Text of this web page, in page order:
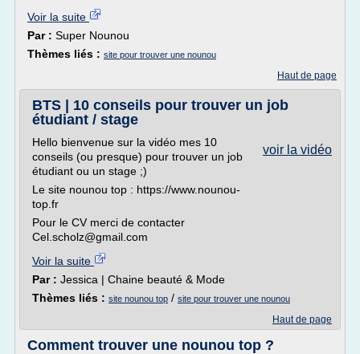
Voir la suite
Par : Super Nounou
Thèmes liés : site pour trouver une nounou
Haut de page
BTS | 10 conseils pour trouver un job
étudiant / stage
voir la vidéo
Hello bienvenue sur la vidéo mes 10
conseils (ou presque) pour trouver un job
étudiant ou un stage ;)
Le site nounou top : https://www.nounou-
top.fr
Pour le CV merci de contacter
Cel.scholz@gmail.com
Voir la suite
Par : Jessica | Chaine beauté & Mode
Thèmes liés : site nounou top / site pour trouver une nounou
Haut de page
Comment trouver une nounou top ?